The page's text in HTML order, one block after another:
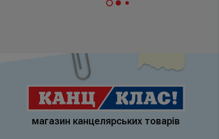
магазин канцелярських товарів